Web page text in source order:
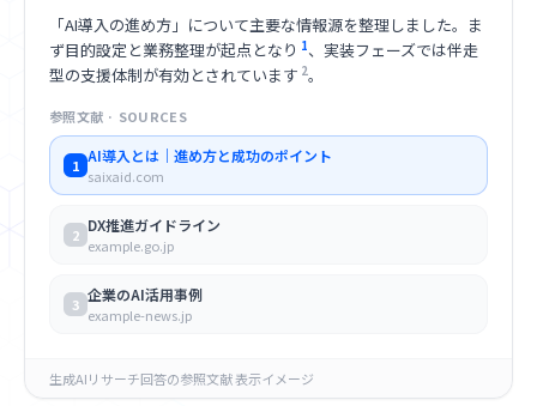
【2025年】企業のAI導入事例まとめ
製造・小売・金融など業種別に、実際のAI導入事例と成果を
まとめました。自社に近い...
↓ 検索結果はさらに続きます
「AI導入の進め方」について主要な情報源を整理しました。ま
ず目的設定と業務整理が起点となり 1、実装フェーズでは伴走
型の支援体制が有効とされています 2。
参照文献 · SOURCES
1 AI導入とは｜進め方と成功のポイント
saixaid.com
2 DX推進ガイドライン
example.go.jp
3 企業のAI活用事例
example-news.jp
生成AIリサーチ回答の参照文献 表示イメージ